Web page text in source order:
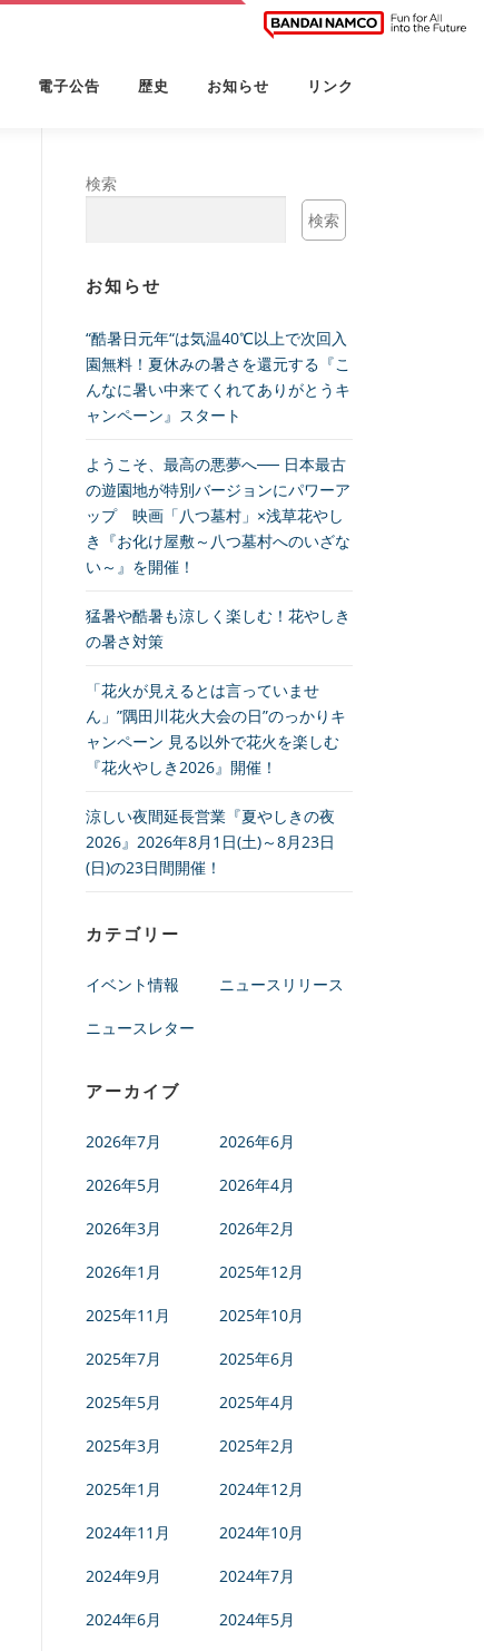
電子公告 歴史 お知らせ リンク
検索
検索
お知らせ
“酷暑日元年“は気温40℃以上で次回入
園無料！夏休みの暑さを還元する『こ
んなに暑い中来てくれてありがとうキ
ャンペーン』スタート
ようこそ、最高の悪夢へ── 日本最古
の遊園地が特別バージョンにパワーア
ップ 映画「八つ墓村」×浅草花やし
き『お化け屋敷～八つ墓村へのいざな
い～』を開催！
猛暑や酷暑も涼しく楽しむ！花やしき
の暑さ対策
「花火が見えるとは言っていませ
ん」”隅田川花火大会の日”のっかりキ
ャンペーン 見る以外で花火を楽しむ
『花火やしき2026』開催！
涼しい夜間延長営業『夏やしきの夜
2026』2026年8月1日(土)～8月23日
(日)の23日間開催！
カテゴリー
イベント情報 ニュースリリース
ニュースレター
アーカイブ
2026年7月 2026年6月
2026年5月 2026年4月
2026年3月 2026年2月
2026年1月 2025年12月
2025年11月 2025年10月
2025年7月 2025年6月
2025年5月 2025年4月
2025年3月 2025年2月
2025年1月 2024年12月
2024年11月 2024年10月
2024年9月 2024年7月
2024年6月 2024年5月